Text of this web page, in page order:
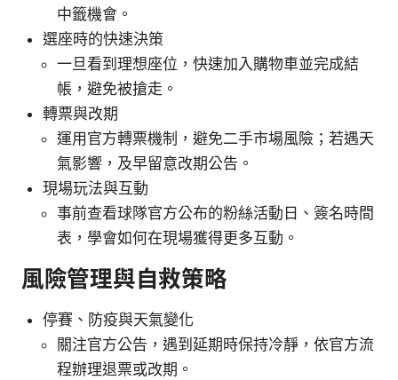
中籤機會。
選座時的快速決策
一旦看到理想座位，快速加入購物車並完成結
帳，避免被搶走。
轉票與改期
運用官方轉票機制，避免二手市場風險；若遇天
氣影響，及早留意改期公告。
現場玩法與互動
事前查看球隊官方公布的粉絲活動日、簽名時間
表，學會如何在現場獲得更多互動。
風險管理與自救策略
停賽、防疫與天氣變化
關注官方公告，遇到延期時保持冷靜，依官方流
程辦理退票或改期。